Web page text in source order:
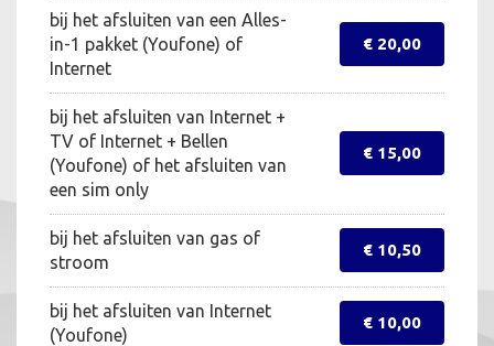
bij het afsluiten van een Alles-
in-1 pakket (Youfone) of
Internet
€ 20,00
bij het afsluiten van Internet +
TV of Internet + Bellen
(Youfone) of het afsluiten van
een sim only
€ 15,00
bij het afsluiten van gas of
stroom
€ 10,50
bij het afsluiten van Internet
(Youfone)
€ 10,00